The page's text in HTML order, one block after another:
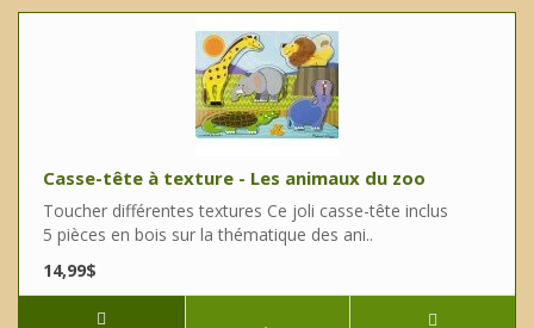
Casse-tête à texture - Les animaux du zoo
Toucher différentes textures Ce joli casse-tête inclus
5 pièces en bois sur la thématique des ani..
14,99$